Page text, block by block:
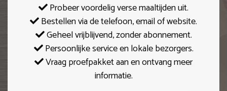
Probeer voordelig verse maaltijden uit.
Bestellen via de telefoon, email of website.
Geheel vrijblijvend, zonder abonnement.
Persoonlijke service en lokale bezorgers.
Vraag proefpakket aan en ontvang meer
informatie.